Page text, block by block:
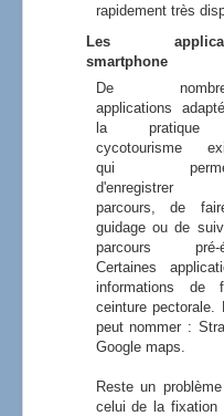
rapidement très
Les
smartphone
De
applications
la
cycotourisme
qui
d'enregistrer
parcours, de
guidage ou de
parcours pré-
Certaines
informations de
ceinture pectorale.
peut nommer :
Google maps.
Reste un
celui de la fixation